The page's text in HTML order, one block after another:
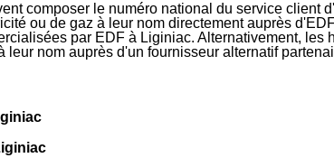
composer le numéro national du service client
ou de gaz à leur nom directement auprès
par EDF à Liginiac. Alternativement, les
leur nom auprès d'un fournisseur alternatif